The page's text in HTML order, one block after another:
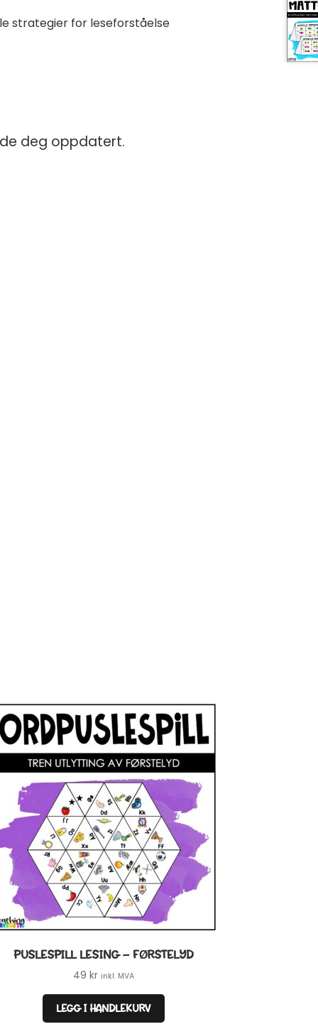
strategier for leseforståelse
deg oppdatert.
PUSLESPILL LESING – FØRSTELYD
49kr inkl. MVA
LEGG I HANDLEKURV